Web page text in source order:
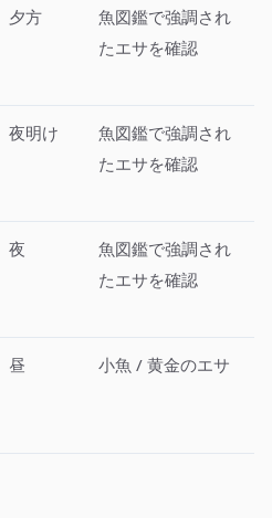
夕方
魚図鑑で強調され
たエサを確認
夜明け
魚図鑑で強調され
たエサを確認
夜
魚図鑑で強調され
たエサを確認
昼 小魚 / 黄金のエサ